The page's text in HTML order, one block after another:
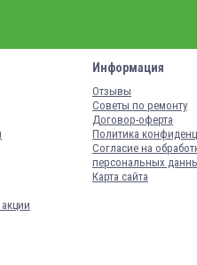
Информация
Отзывы
Советы по ремонту
Договор-оферта
Политика
Согласие на
персональных
Карта сайта